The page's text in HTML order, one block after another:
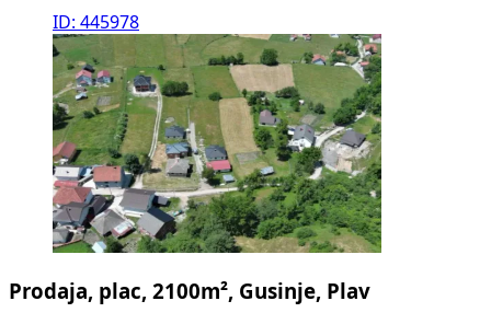
ID: 445978
Prodaja, plac, 2100m², Gusinje, Plav